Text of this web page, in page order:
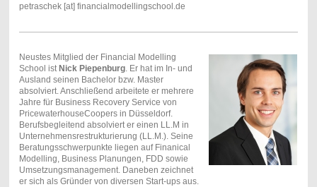
petraschek [at] financialmodellingschool.de
Neustes Mitglied der Financial Modelling
School ist Nick Piepenburg. Er hat im In- und
Ausland seinen Bachelor bzw. Master
absolviert. Anschließend arbeitete er mehrere
Jahre für Business Recovery Service von
PricewaterhouseCoopers in Düsseldorf.
Berufsbegleitend absolviert er einen LL.M in
Unternehmensrestrukturierung (LL.M.). Seine
Beratungsschwerpunkte liegen auf Finanical
Modelling, Business Planungen, FDD sowie
Umsetzungsmanagement. Daneben zeichnet
er sich als Gründer von diversen Start-ups aus.